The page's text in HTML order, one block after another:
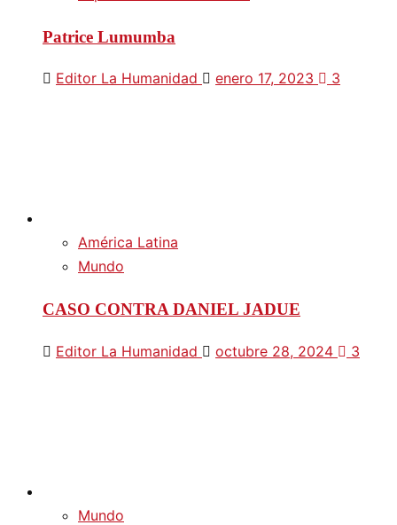
Patrice Lumumba
Editor La Humanidad enero 17, 2023 3
América Latina
Mundo
CASO CONTRA DANIEL JADUE
Editor La Humanidad octubre 28, 2024 3
Mundo